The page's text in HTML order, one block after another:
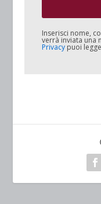
Inserisci nome,
verrà inviata una
Privacy puoi